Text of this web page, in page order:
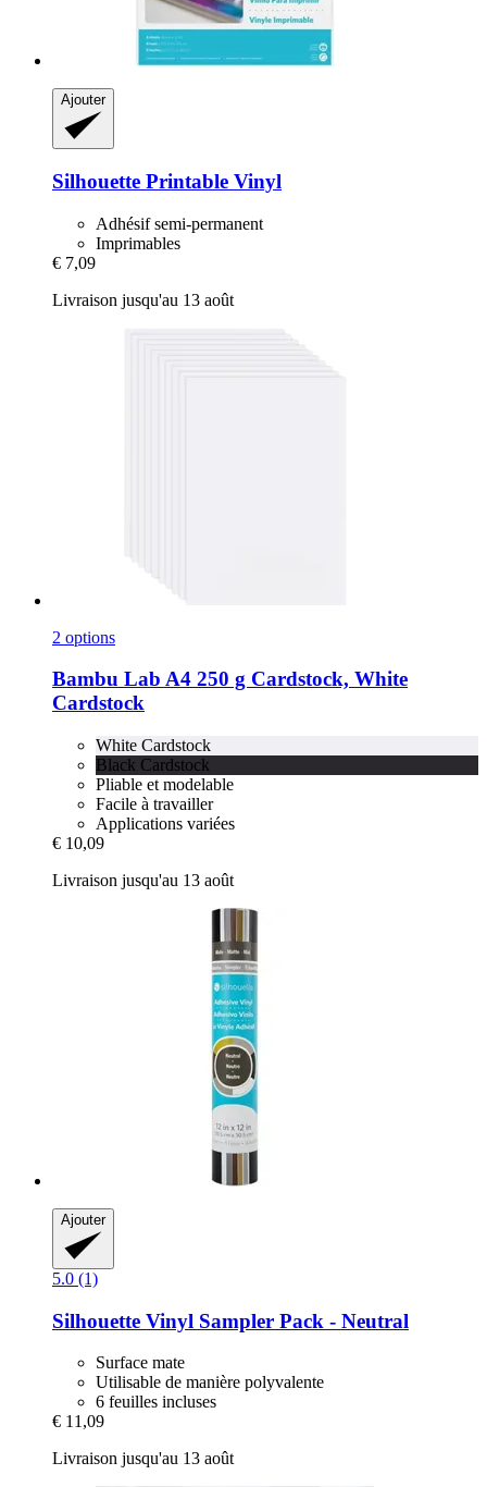
Ajouter
Silhouette Printable Vinyl
Adhésif semi-permanent
Imprimables
€ 7,09
Livraison jusqu'au 13 août
2 options
Bambu Lab A4 250 g Cardstock, White
Cardstock
White Cardstock
Black Cardstock
Pliable et modelable
Facile à travailler
Applications variées
€ 10,09
Livraison jusqu'au 13 août
Ajouter
5.0 (1)
Silhouette Vinyl Sampler Pack -​ Neutral
Surface mate
Utilisable de manière polyvalente
6 feuilles incluses
€ 11,09
Livraison jusqu'au 13 août